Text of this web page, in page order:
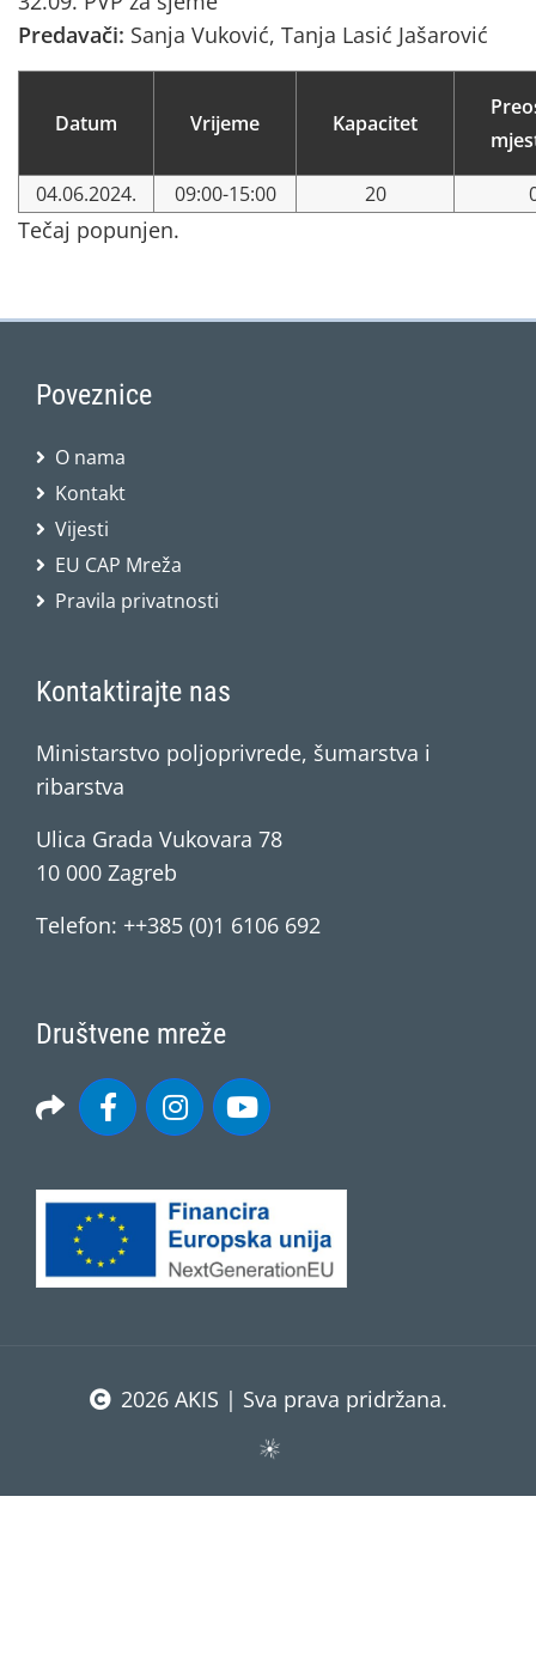
Predavači: Sanja Vuković, Tanja Lasić Jašarović
Datum Vrijeme Kapacitet
04.06.2024. 09:00-15:00 20
Tečaj popunjen.
Poveznice
O nama
Kontakt
Vijesti
EU CAP Mreža
Pravila privatnosti
Kontaktirajte nas
Ministarstvo poljoprivrede, šumarstva i
ribarstva
Ulica Grada Vukovara 78
10 000 Zagreb
Telefon: ++385 (0)1 6106 692
Društvene mreže
2026 AKIS | Sva prava pridržana.